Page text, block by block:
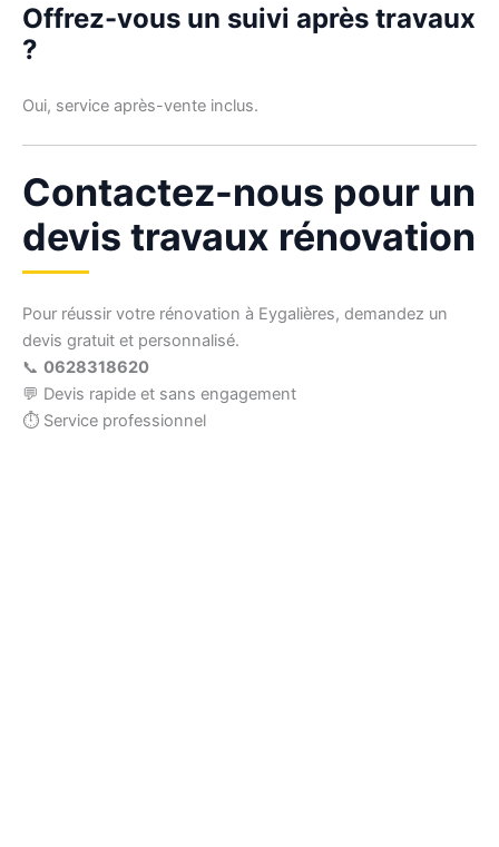
Offrez-vous un suivi après travaux
?
Oui, service après-vente inclus.
Contactez-nous pour un
devis travaux rénovation
Pour réussir votre rénovation à Eygalières, demandez un
devis gratuit et personnalisé.
📞 0628318620
💬 Devis rapide et sans engagement
⏱ Service professionnel